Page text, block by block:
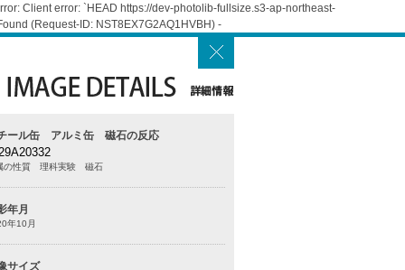
Client error: `HEAD https://dev-photolib-fullsize.s3-ap-northeast-
(Request-ID: NST8EX7G2AQ1HVBH) -
ール缶 アルミ缶 磁石の反応
の性質 理科実験 磁石
年月
年10月
サイズ